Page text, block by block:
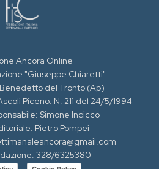
Ancora Online
"Giuseppe Chiaretti"
del Tronto (Ap)
Piceno: N. 211 del 24/5/1994
Simone Incicco
Pietro Pompei
328/6325380